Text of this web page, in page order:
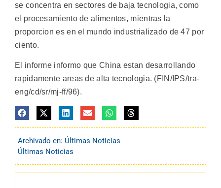
se concentra en sectores de baja tecnologia, como
el procesamiento de alimentos, mientras la
proporcion es en el mundo industrializado de 47 por
ciento.
El informe informo que China estan desarrollando
rapidamente areas de alta tecnologia. (FIN/IPS/tra-
eng/cd/sr/mj-ff/96).
Archivado en: Últimas Noticias
Últimas Noticias